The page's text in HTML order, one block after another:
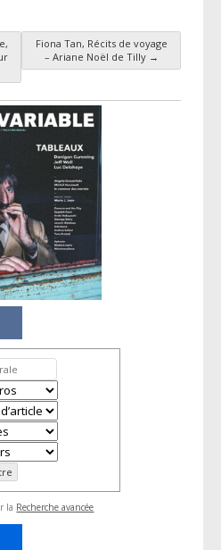
articles
Fiona Tan, Récits de voyage
– Ariane Noël de Tilly →
la Recherche avancée